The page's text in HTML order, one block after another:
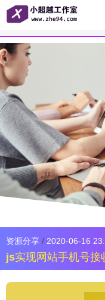
资源分享 / 2020-06-16
js实现网站手机号接